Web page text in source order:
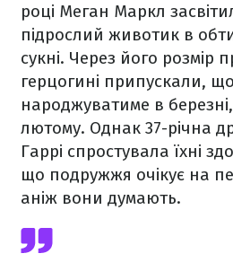
році Меган Маркл
підрослий животик в
сукні. Через його розмір
герцогині припускали,
народжуватиме в
лютому. Однак 37-річна
Гаррі спростувала їхні
що подружжя очікує на
аніж вони думають.